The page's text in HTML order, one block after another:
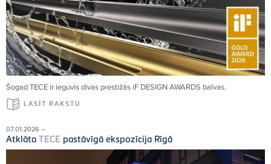
Šogad TECE ir ieguvis divas prestižās iF DESIGN AWARDS balvas.
LASĪT RAKSTU
07.01.2026 –
Atklāta TECE pastāvīgā ekspozīcija Rīgā